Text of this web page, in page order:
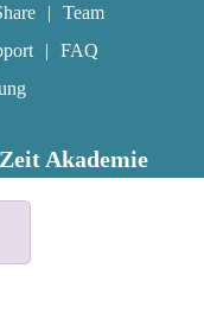
Team
FAQ
Akademie